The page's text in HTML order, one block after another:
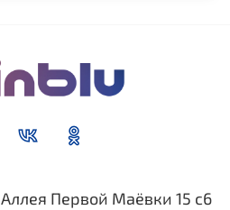
Аллея Первой Маёвки 15 с6